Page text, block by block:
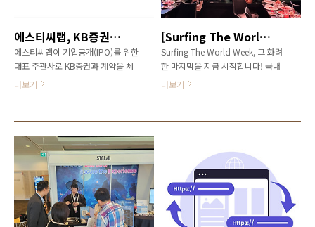
까요! 그래서, 워크숍을 갑니다. 막상
가면 또 열정적으로!지난 11월 6일
목요일, 대부도에서 1박 2일 하반기
월의 마지막 날, (주)에스티씨랩 캠프
지 7층 루프탑이 평소와 조금 다른 모
습으로 변신했습니다. 은은한 조명
아래 호박 귀신이 흔들리고 해골 유
령이 춤을 추는 이곳은 바로 할로윈
전..
에스티씨랩, KB증권과 IPO 대표 주관사 계약 체결
에스티씨랩이 기업공개(IPO)를 위한
대표 주관사로 KB증권과 계약을 체
결하고 본격적인 상장 준비에 착수했
관리를 위한 소프트웨어 솔루션을 개
발, 공급하고 있습니다. 대규모 접속
환경에서도 안정적인 서비스는 물론,
클라우드 운영 및 비용 최적화를 동
시에 달성하는 운영 모델을 구축해,
엔터테인먼트와 금융, 공공 서비스,
커머스 등 다양한 산업의 약 600개
이상 고객사를 확보하고 있습니다.
더보기
[Surfing The World Week] 화려한 뮤지컬펍 피날레!
Surfing The World Week, 그 화려
한 마지막을 지금 시작합니다! 국내
신규 솔루션 기술 개발과 수주를 기
을 응원하기 위해서 에스티씨랩
넘치게 준비한 Surfing The World
Week 파이널 프로젝트가 뮤지컬펍
에서 진행되었습니다. 지금까지는 글
로벌 타겟 국가의 음료와 간식을 준
비해주셨었고, 그 대망의 피날레는
뮤지컬 넘버와 함께 가슴 벅차게 마
더보기